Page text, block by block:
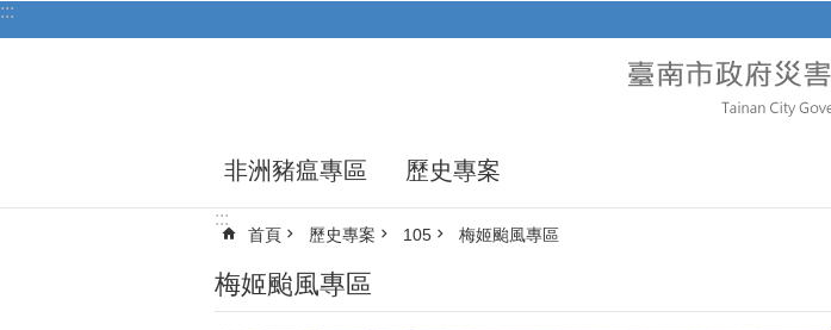
跳到主要內容區塊
:::
非洲豬瘟專區 歷史專案
:::
首頁 歷史專案 105 梅姬颱風專區
梅姬颱風專區